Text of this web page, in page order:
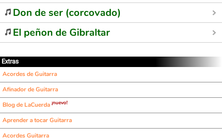
Don de ser (corcovado)
El peñon de Gibraltar
Extras
Acordes de Guitarra
Afinador de Guitarra
Blog de LaCuerda ¡nuevo!
Aprender a tocar Guitarra
Acordes Guitarra